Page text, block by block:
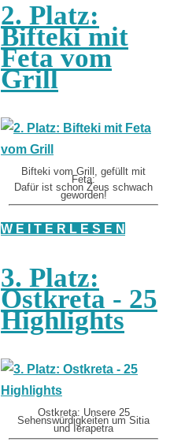
2. Platz:
Bifteki mit
Feta vom
Grill
Bifteki vom Grill, gefüllt mit
Feta:
Dafür ist schon Zeus schwach
geworden!
W E I T E R L E S E N
3. Platz:
Ostkreta - 25
Highlights
Ostkreta: Unsere 25
Sehenswürdigkeiten um Sitia
und Ierapetra